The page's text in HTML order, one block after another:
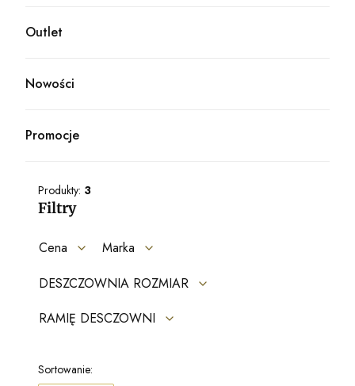
Kategoria - Outlet
Outlet
Nowości
Promocje
Produkty: 3
Filtry
Cena
Marka
DESZCZOWNIA ROZMIAR
RAMIĘ DESCZOWNI
Lista produktów
Sortowanie: